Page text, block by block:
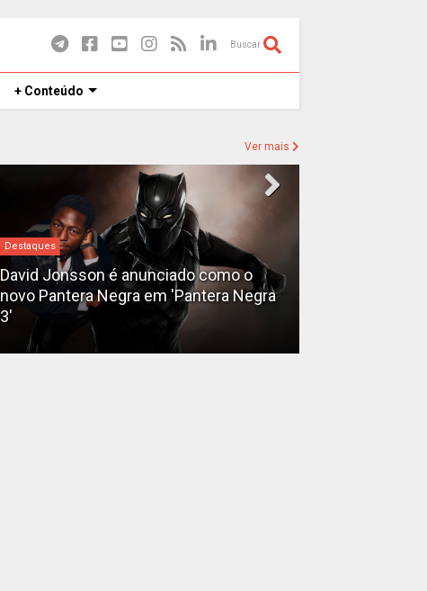
Buscar
+ Conteúdo
Ver mais
Destaques
David Jonsson é anunciado como o
novo Pantera Negra em 'Pantera Negra
3'